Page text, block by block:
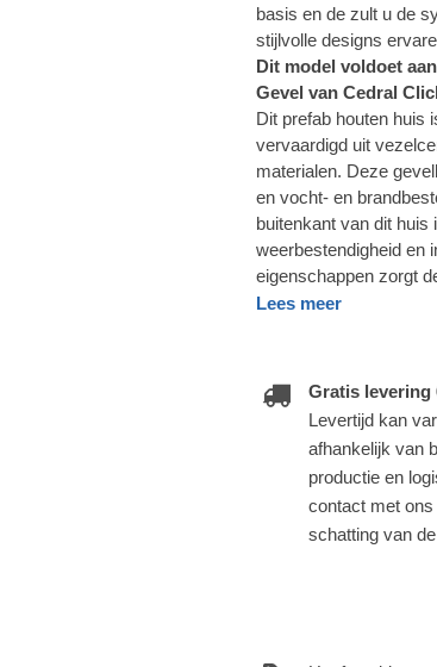
basis en de zult u de
stijlvolle designs
Dit model voldoet
Gevel van Cedral
Dit prefab houten huis
vervaardigd uit
materialen. Deze
en vocht- en
buitenkant van dit
weerbestendigheid en
eigenschappen zorgt
Lees meer
Gratis levering
Levertijd kan
afhankelijk van
productie en
contact met
schatting van